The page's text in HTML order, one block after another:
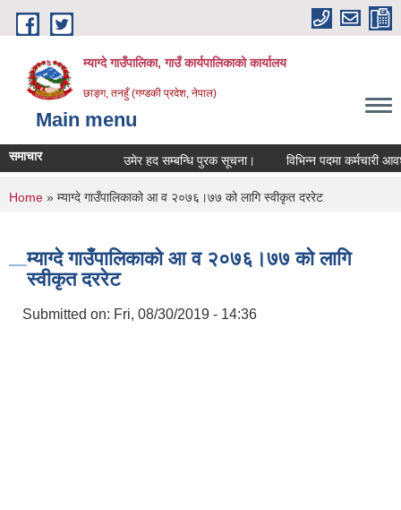
Skip to main content
म्याग्दे गाउँपालिका, गाउँ कार्यपालिकाको कार्यालय
छाङ्ग, तनहुँ (गण्डकी प्रदेश, नेपाल)
Main menu
समाचार उमेर हद सम्बन्धि पुरक सूचना। विभिन्न पदमा कर्मचारी
You are here
Home » म्याग्दे गाउँपालिकाको आ व २०७६।७७ को लागि स्वीकृत दररेट
म्याग्दे गाउँपालिकाको आ व २०७६।७७ को लागि
स्वीकृत दररेट
Submitted on: Fri, 08/30/2019 - 14:36